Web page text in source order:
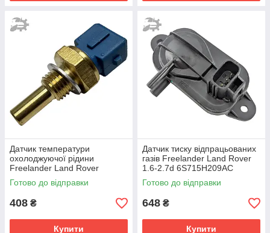
Датчик температури
охолоджуючої рідини
Freelander Land Rover
025906041 1338444
90080939 90410792
Готово до відправки
408 ₴
Купити
Датчик тиску відпрацьованих
газів Freelander Land Rover
1.6-2.7d 6S715H209AC
1315622 1415606 30677944
30750460
Готово до відправки
648 ₴
Купити